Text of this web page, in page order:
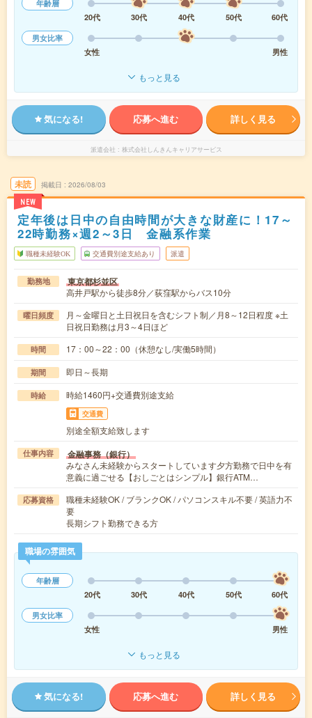
年齢層
20代
30代 40代 50代
60代
男女比率
女性
男性
もっと見る
気になる! 応募へ進む 詳しく見る
派遣会社 株式会社しんきんキャリアサービス
未読
NEW
掲載日 2026/08/03
定年後は日中の自由時間が大きな財産に！17～
22時勤務×週2～3日 金融系作業
職種未経験OK 交通費別途支給あり 派遣
勤務地 東京都杉並区
高井戸駅から徒歩8分／荻窪駅からバス10分
曜日頻度
月～金曜日と土日祝日を含むシフト制／月8～12日程度 ※土
日祝日勤務は月3～4日ほど
時間 17：00～22：00（休憩なし/実働5時間）
期間 即日～長期
時給 時給1460円+交通費別途支給
交通費
別途全額支給致します
仕事内容 金融事務（銀行）
みなさん未経験からスタートしています夕方勤務で日中を有
意義に過ごせる【おしごとはシンプル】銀行ATM…
応募資格
職種未経験OK / ブランクOK / パソコンスキル不要 / 英語力不
要
長期シフト勤務できる方
職場の雰囲気
年齢層
20代
30代 40代 50代
60代
男女比率
女性
男性
もっと見る
気になる! 応募へ進む 詳しく見る